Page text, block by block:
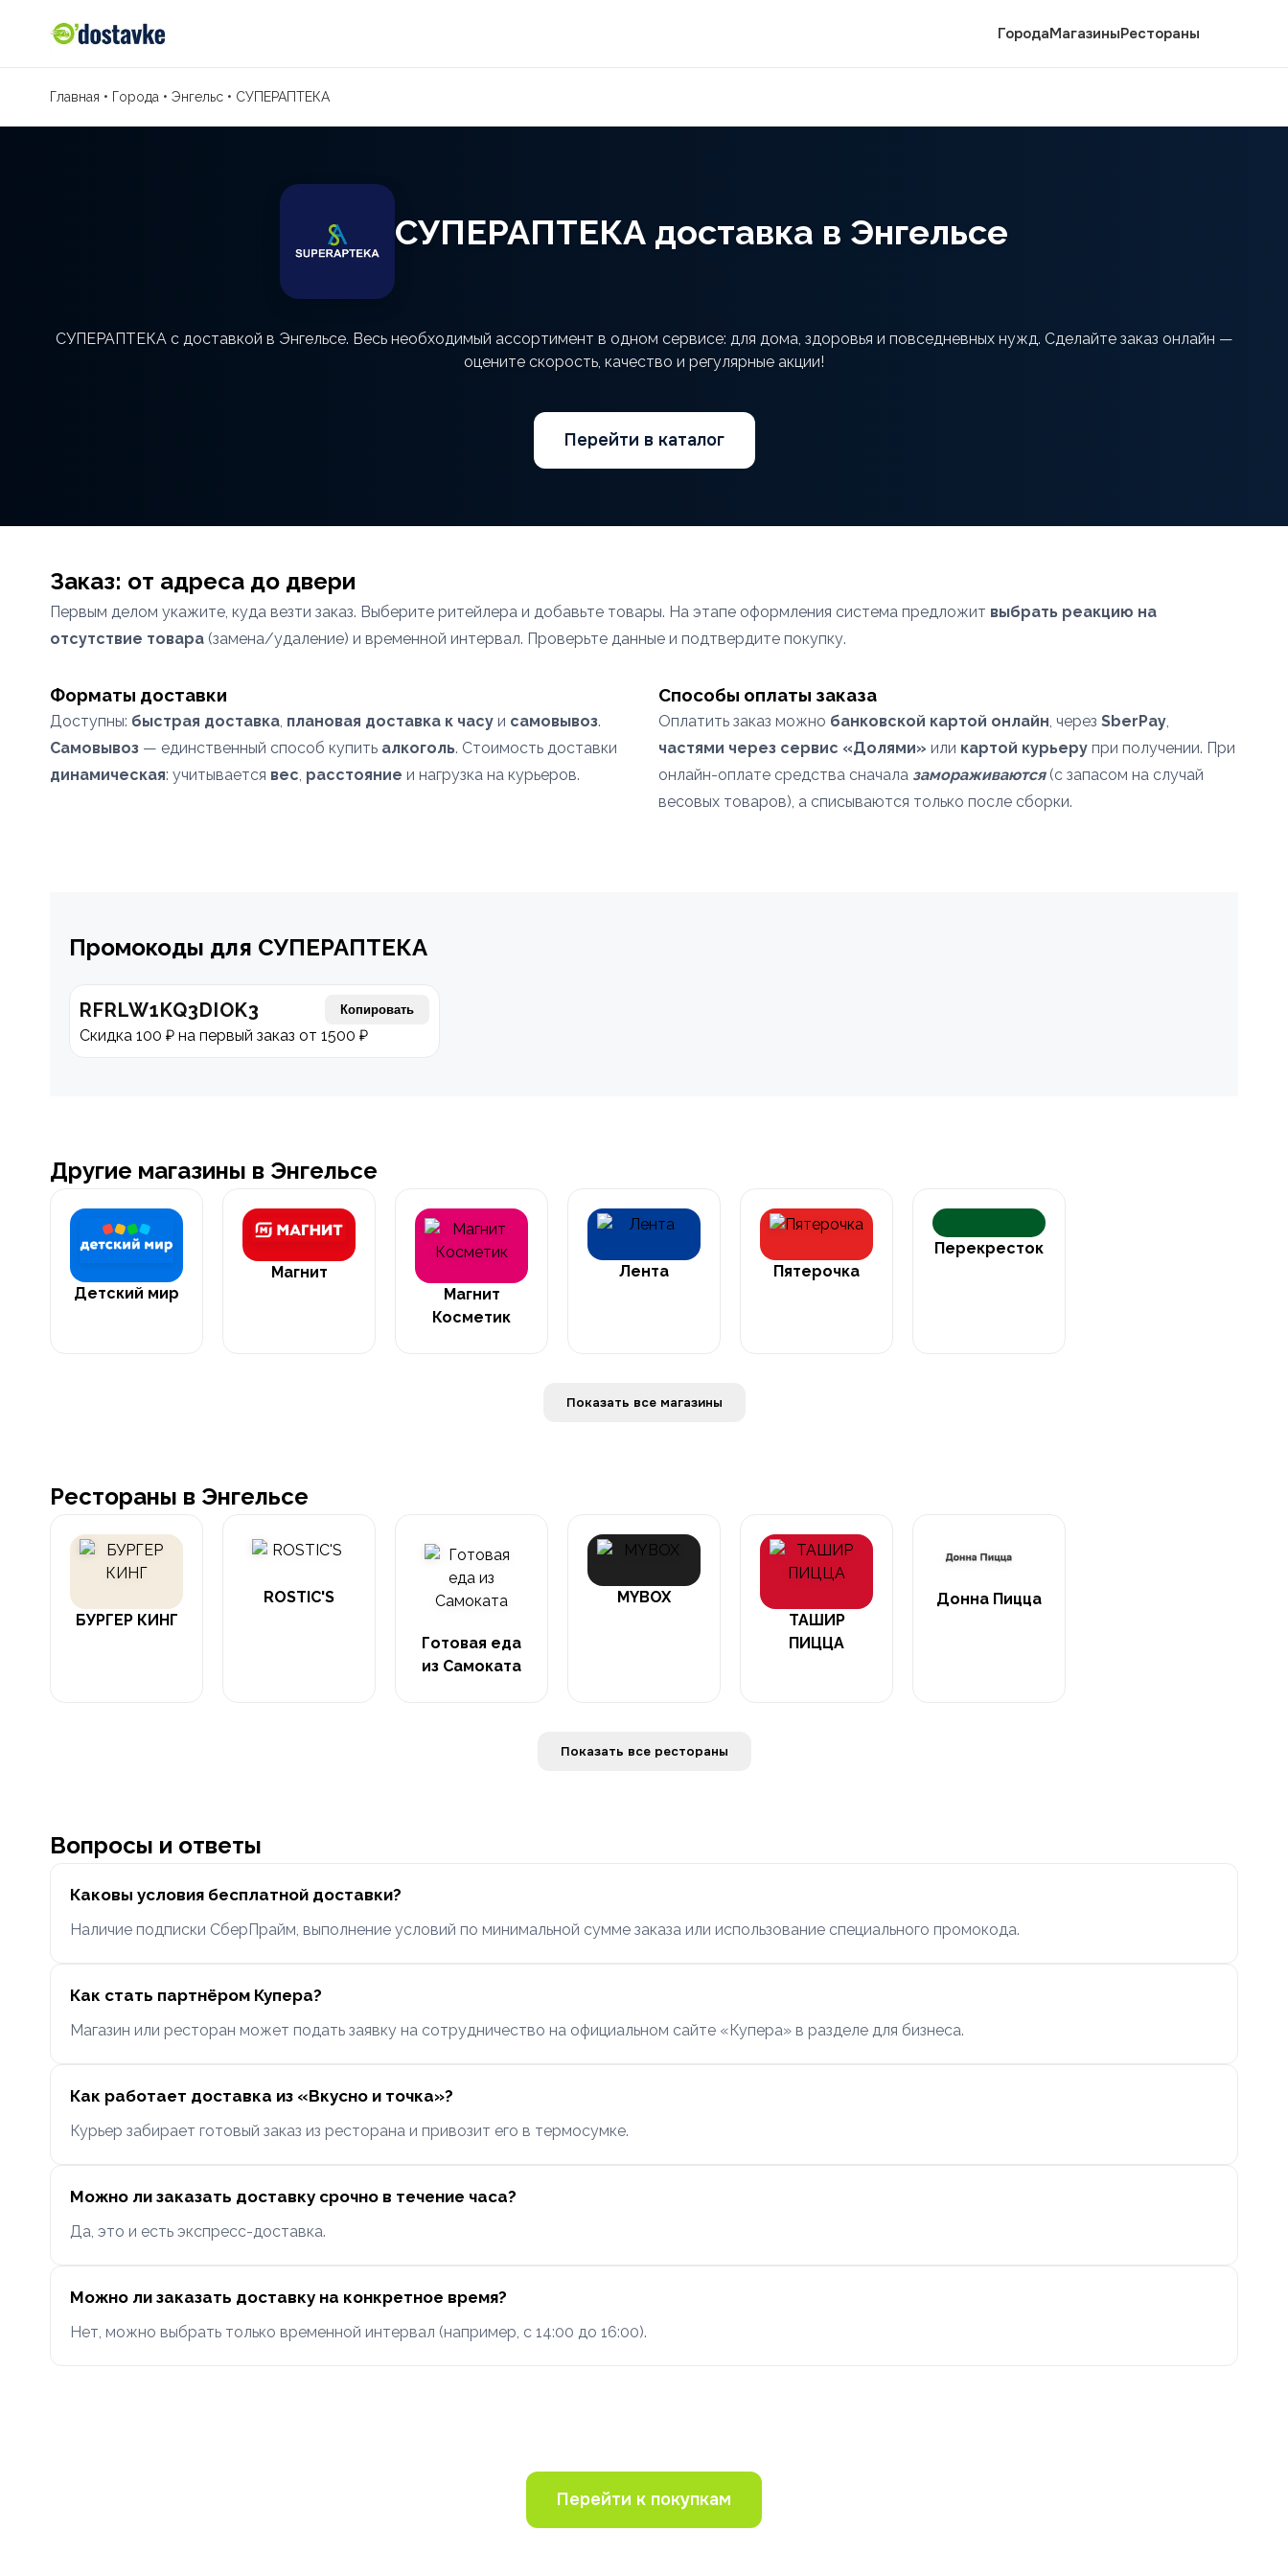
ГородаМагазиныРестораны
Главная • Города • Энгельс • СУПЕРАПТЕКА
СУПЕРАПТЕКА доставка в Энгельсе
СУПЕРАПТЕКА с доставкой в Энгельсе. Весь необходимый ассортимент в одном сервисе: для дома, здоровья и повседневных нужд. Сделайте заказ онлайн —
оцените скорость, качество и регулярные акции!
Перейти в каталог
Заказ: от адреса до двери
Первым делом укажите, куда везти заказ. Выберите ритейлера и добавьте товары. На этапе оформления система предложит выбрать реакцию на
отсутствие товара (замена/удаление) и временной интервал. Проверьте данные и подтвердите покупку.
Форматы доставки
Доступны: быстрая доставка, плановая доставка к часу и самовывоз.
Самовывоз — единственный способ купить алкоголь. Стоимость доставки
динамическая: учитывается вес, расстояние и нагрузка на курьеров.
Способы оплаты заказа
Оплатить заказ можно банковской картой онлайн, через SberPay,
частями через сервис «Долями» или картой курьеру при получении. При
онлайн-оплате средства сначала замораживаются(с запасом на случай
весовых товаров), а списываются только после сборки.
Промокоды для СУПЕРАПТЕКА
RFRLW1KQ3DIOK3 Копировать
Скидка 100 ₽ на первый заказ от 1500 ₽
Другие магазины в Энгельсе
Детский мир
Магнит
Магнит
Косметик
Лента Пятерочка
Перекресток
Показать все магазины
Рестораны в Энгельсе
БУРГЕР КИНГ
ROSTIC'S
Готовая еда
из Самоката
MYBOX
ТАШИР
ПИЦЦА
Донна Пицца
Показать все рестораны
Вопросы и ответы
Каковы условия бесплатной доставки?
Наличие подписки СберПрайм, выполнение условий по минимальной сумме заказа или использование специального промокода.
Как стать партнёром Купера?
Магазин или ресторан может подать заявку на сотрудничество на официальном сайте «Купера» в разделе для бизнеса.
Как работает доставка из «Вкусно и точка»?
Курьер забирает готовый заказ из ресторана и привозит его в термосумке.
Можно ли заказать доставку срочно в течение часа?
Да, это и есть экспресс-доставка.
Можно ли заказать доставку на конкретное время?
Нет, можно выбрать только временной интервал (например, с 14:00 до 16:00).
Перейти к покупкам